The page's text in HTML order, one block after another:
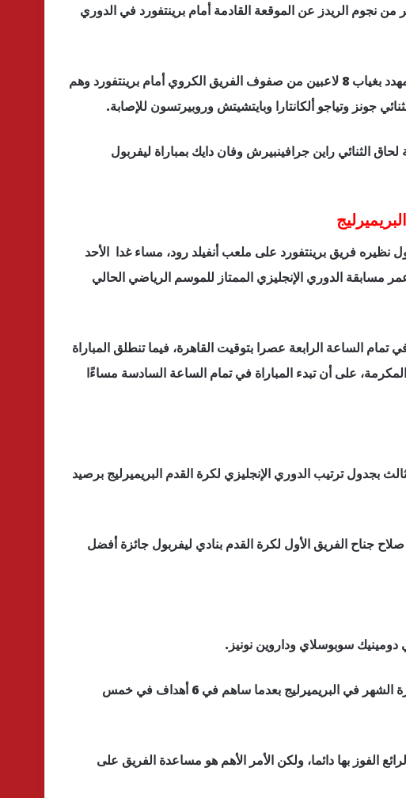
من نجوم الريدز عن الموقعة القادمة أمام برينتفورد في الدوري
وبحسب صحيفة “ليفربول إيكو” فإن ليفربول مهدد بغياب 8 لاعبين من صفوف الفريق الكروي أمام برينتفورد وهم
جونز وتياجو ألكانتارا وبايتشيتش وروبيرتسون للإصابة.
الثنائي راين جرافينبيرش وفان دايك بمباراة ليفربول
نظيره فريق برينتفورد على ملعب أنفيلد رود، مساء غدا الأحد
الدوري الإنجليزي الممتاز للموسم الرياضي الحالي
تمام الساعة الرابعة عصرا بتوقيت القاهرة، فيما تنطلق المباراة
على أن تبدء المباراة في تمام الساعة السادسة مساءًا
بجدول ترتيب الدوري الإنجليزي لكرة القدم البريميرليج برصيد
الفريق الأول لكرة القدم بنادي ليفربول جائزة أفضل
سوبوسلاي وداروين نونيز.
وجاء تتويج الفرعون المصري محمد صلاح بجائزة الشهر في البريميرليج بعدما ساهم في 6 أهداف في خمس
الفوز بها دائما، ولكن الأمر الأهم هو مساعدة الفريق على